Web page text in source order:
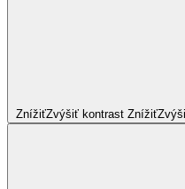
ZnížiťZvýšiť kontrast Znížiť